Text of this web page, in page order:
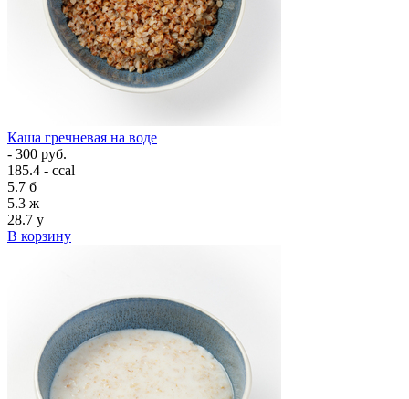
Каша гречневая на воде
- 300 руб.
185.4 - ccal
5.7 б
5.3 ж
28.7 у
В корзину